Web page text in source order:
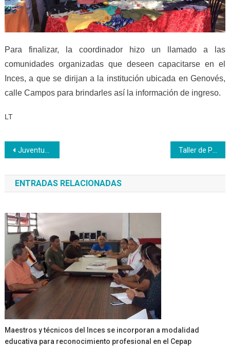
Para finalizar, la coordinador hizo un llamado a las
comunidades organizadas que deseen capacitarse en el
Inces, a que se dirijan a la institución ubicada en Genovés,
calle Campos para brindarles así la información de ingreso.
LT
Navegación
de
entradas
Juventud de bachilleres productivos avanza en Inces Lara
ENTRADAS RELACIONADAS
Maestros y técnicos del Inces se incorporan a modalidad
educativa para reconocimiento profesional en el Cepap